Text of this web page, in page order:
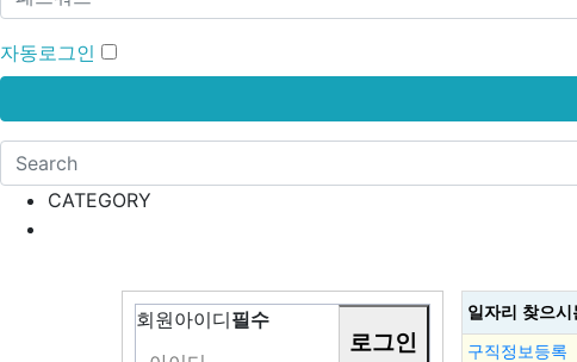
자동로그인
CATEGORY
회원아이디필수 일자리 찾으시
구직정보등록